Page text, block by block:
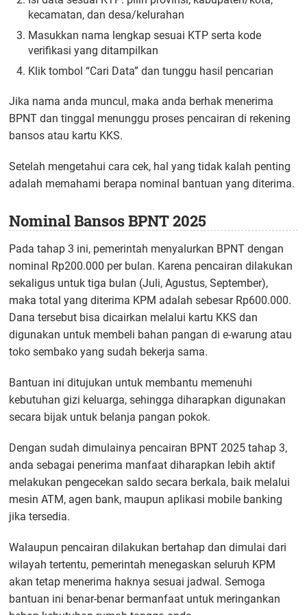
kecamatan, dan desa/kelurahan
Masukkan nama lengkap sesuai KTP serta kode
verifikasi yang ditampilkan
Klik tombol “Cari Data” dan tunggu hasil pencarian
Jika nama anda muncul, maka anda berhak menerima
BPNT dan tinggal menunggu proses pencairan di rekening
bansos atau kartu KKS.
Setelah mengetahui cara cek, hal yang tidak kalah penting
adalah memahami berapa nominal bantuan yang diterima.
Nominal Bansos BPNT 2025
Pada tahap 3 ini, pemerintah menyalurkan BPNT dengan
nominal Rp200.000 per bulan. Karena pencairan dilakukan
sekaligus untuk tiga bulan (Juli, Agustus, September),
maka total yang diterima KPM adalah sebesar Rp600.000.
Dana tersebut bisa dicairkan melalui kartu KKS dan
digunakan untuk membeli bahan pangan di e-warung atau
toko sembako yang sudah bekerja sama.
Bantuan ini ditujukan untuk membantu memenuhi
kebutuhan gizi keluarga, sehingga diharapkan digunakan
secara bijak untuk belanja pangan pokok.
Dengan sudah dimulainya pencairan BPNT 2025 tahap 3,
anda sebagai penerima manfaat diharapkan lebih aktif
melakukan pengecekan saldo secara berkala, baik melalui
mesin ATM, agen bank, maupun aplikasi mobile banking
jika tersedia.
Walaupun pencairan dilakukan bertahap dan dimulai dari
wilayah tertentu, pemerintah menegaskan seluruh KPM
akan tetap menerima haknya sesuai jadwal. Semoga
bantuan ini benar-benar bermanfaat untuk meringankan